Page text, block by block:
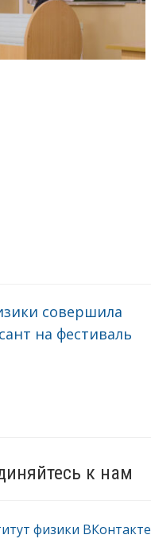
совершила
на фестиваль
к нам
физики ВКонтакте